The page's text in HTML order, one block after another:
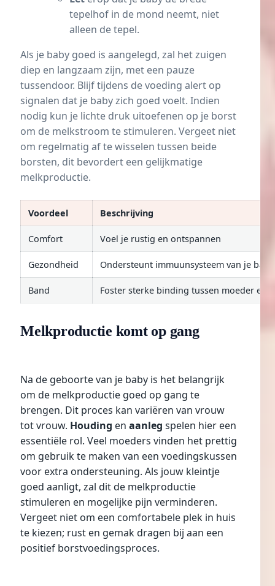
tepelhof in de mond neemt, niet
alleen de tepel.
Als je baby goed is aangelegd, zal het zuigen
diep en langzaam zijn, met een pauze
tussendoor. Blijf tijdens de voeding alert op
signalen dat je baby zich goed voelt. Indien
nodig kun je lichte druk uitoefenen op je borst
om de melkstroom te stimuleren. Vergeet niet
om regelmatig af te wisselen tussen beide
borsten, dit bevordert een gelijkmatige
melkproductie.
Voordeel Beschrijving
Comfort Voel je rustig en ontspannen
Gezondheid Ondersteunt immuunsysteem van je baby
Band Foster sterke binding tussen moeder en
Melkproductie komt op gang
Na de geboorte van je baby is het belangrijk
om de melkproductie goed op gang te
brengen. Dit proces kan variëren van vrouw
tot vrouw. Houding en aanleg spelen hier een
essentiële rol. Veel moeders vinden het prettig
om gebruik te maken van een voedingskussen
voor extra ondersteuning. Als jouw kleintje
goed aanligt, zal dit de melkproductie
stimuleren en mogelijke pijn verminderen.
Vergeet niet om een comfortabele plek in huis
te kiezen; rust en gemak dragen bij aan een
positief borstvoedingsproces.